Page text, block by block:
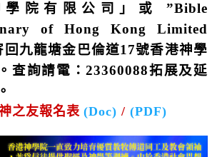
學院有限公司」或
”Bible
of Hong Kong Limited
回九龍塘金巴倫道17號香港神學
查詢請電：23360088拓展及延
之友報名表 (Doc) / (PDF)